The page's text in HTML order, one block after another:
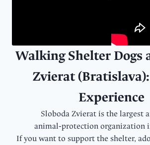
Walking Shelter Dogs
Zvierat
Experience
Sloboda Zvierat is the largest
animal‑protection organization
If you want to support the shelter,